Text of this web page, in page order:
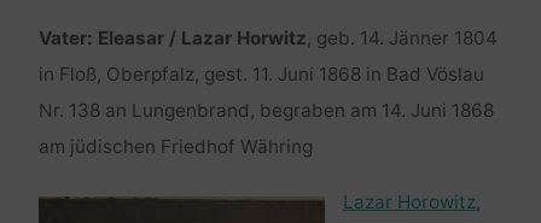
Vater: Eleasar / Lazar Horwitz, geb. 14. Jänner 1804
in Floß, Oberpfalz, gest. 11. Juni 1868 in Bad Vöslau
Nr. 138 an Lungenbrand, begraben am 14. Juni 1868
am jüdischen Friedhof Währing
Lazar Horowitz,